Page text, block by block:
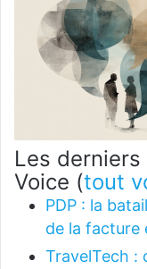
Les
Voice (tout
PDP : la
de la facture
TravelTech :